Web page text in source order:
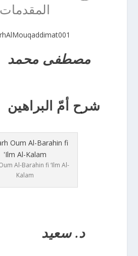
المقدمات
شرح أمّ البراهين
Al-Barahin fi ‘Ilm Al-
Kalam